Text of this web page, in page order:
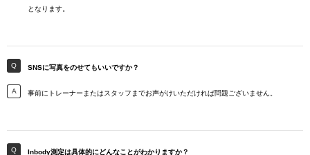
となります。
SNSに写真をのせてもいいですか？
事前にトレーナーまたはスタッフまでお声がけいただければ問題ございません。
Inbody測定は具体的にどんなことがわかりますか？